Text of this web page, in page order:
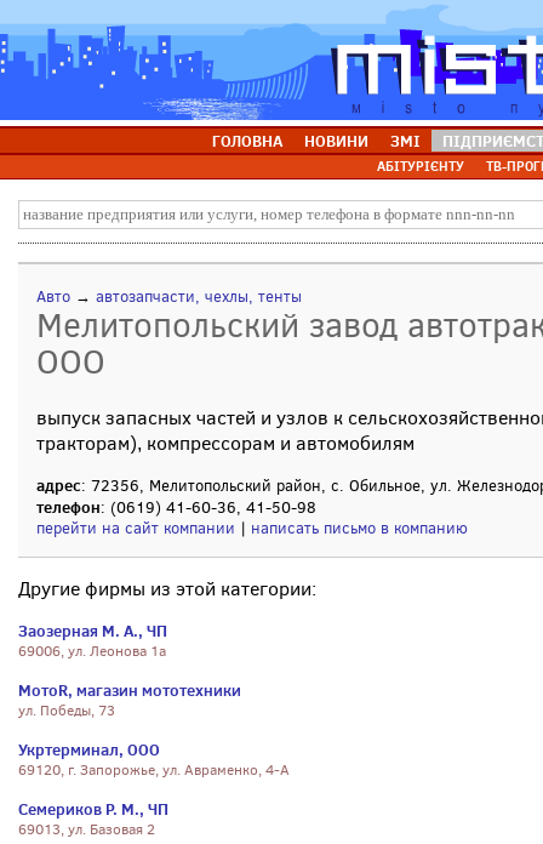
ГОЛОВНА НОВИНИ ЗМІ
АБІТУРІЄНТУ ТВ-
Авто → автозапчасти, чехлы, тенты
Мелитопольский завод
ООО
выпуск запасных частей и узлов к
тракторам), компрессорам и автомобилям
адрес: 72356, Мелитопольский район, с. Обильное, ул.
телефон: (0619) 41-60-36, 41-50-98
перейти на сайт компании | написать письмо в компанию
Другие фирмы из этой категории:
Заозерная М. А., ЧП
69006, ул. Леонова 1а
МотоR, магазин мототехники
ул. Победы, 73
Укртерминал, ООО
69120, г. Запорожье, ул. Авраменко, 4-А
Семериков Р. М., ЧП
69013, ул. Базовая 2